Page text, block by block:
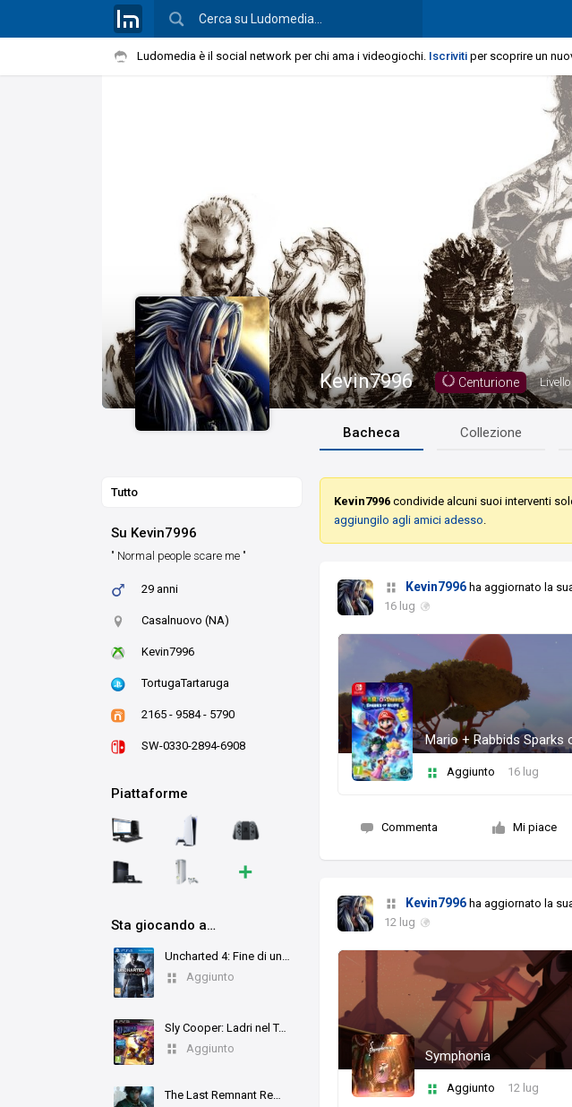
Ludomedia è il social network per chi ama i videogiochi. Iscriviti per scoprire un
Kevin7996 Centurione Livello
Bacheca Collezione
Tutto
Su Kevin7996
" Normal people scare me "
29 anni
Casalnuovo (NA)
Kevin7996
TortugaTartaruga
2165 - 9584 - 5790
SW-0330-2894-6908
Piattaforme
+
Sta giocando a…
Aggiunto
Sly Cooper: Ladri nel Tempo
Aggiunto
Kevin7996 condivide alcuni suoi interventi
aggiungilo agli amici adesso
Kevin7996 ha aggiornato la
16 lug
Mario + Rabbids Sparks
Aggiunto 16 lug
Commenta Mi piace
Kevin7996 ha aggiornato la
12 lug
Symphonia
Aggiunto 12 lug